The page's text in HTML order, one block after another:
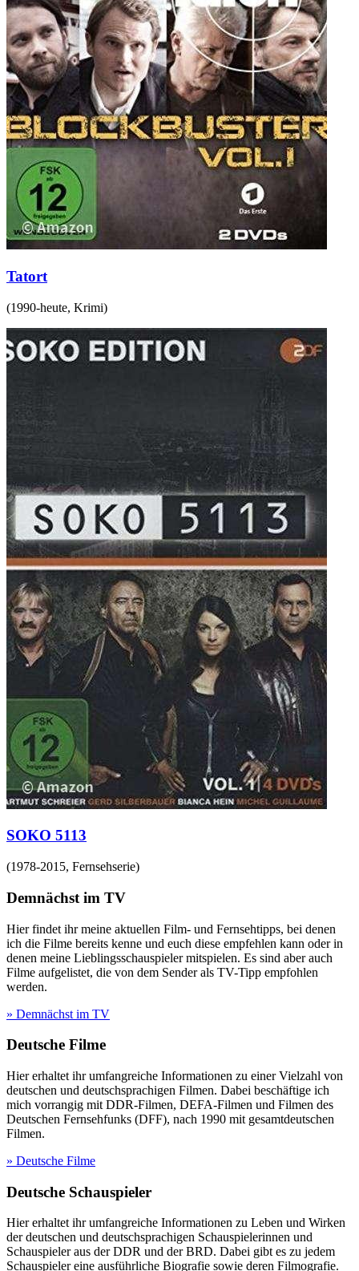
Tatort
(1990-heute, Krimi)
SOKO 5113
(1978-2015, Fernsehserie)
Demnächst im TV
Hier findet ihr meine aktuellen Film- und Fernsehtipps, bei denen
ich die Filme bereits kenne und euch diese empfehlen kann oder in
denen meine Lieblingsschauspieler mitspielen. Es sind aber auch
Filme aufgelistet, die von dem Sender als TV-Tipp empfohlen
werden.
» Demnächst im TV
Deutsche Filme
Hier erhaltet ihr umfangreiche Informationen zu einer Vielzahl von
deutschen und deutschsprachigen Filmen. Dabei beschäftige ich
mich vorrangig mit DDR-Filmen, DEFA-Filmen und Filmen des
Deutschen Fernsehfunks (DFF), nach 1990 mit gesamtdeutschen
Filmen.
» Deutsche Filme
Deutsche Schauspieler
Hier erhaltet ihr umfangreiche Informationen zu Leben und Wirken
der deutschen und deutschsprachigen Schauspielerinnen und
Schauspieler aus der DDR und der BRD. Dabei gibt es zu jedem
Schauspieler eine ausführliche Biografie sowie deren Filmografie.